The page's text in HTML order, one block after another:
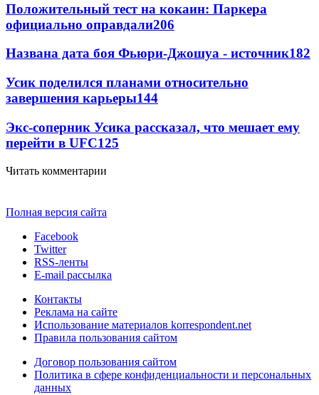
Положительный тест на кокаин: Паркера
официально оправдали206
Названа дата боя Фьюри-Джошуа - источник182
Усик поделился планами относительно
завершения карьеры144
Экс-соперник Усика рассказал, что мешает ему
перейти в UFC125
Читать комментарии
Полная версия сайта
Facebook
Twitter
RSS-ленты
E-mail рассылка
Контакты
Реклама на сайте
Использование материалов korrespondent.net
Правила пользования сайтом
Договор пользования сайтом
Политика в сфере конфиденциальности и персональных
данных